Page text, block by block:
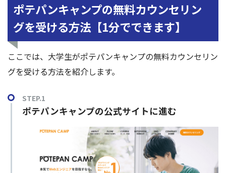
ポテパンキャンプの無料カウンセリン
グを受ける方法【1分でできます】
ここでは、大学生がポテパンキャンプの無料カウンセリン
グを受ける方法を紹介します。
STEP.1
ポテパンキャンプの公式サイトに進む